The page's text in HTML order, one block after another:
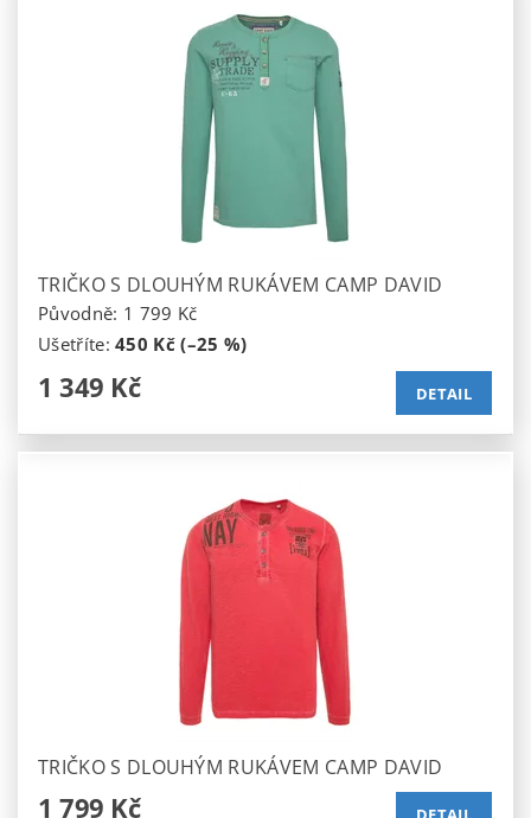
TRIČKO S DLOUHÝM RUKÁVEM CAMP DAVID
Původně: 1 799 Kč
Ušetříte:450 Kč (–25 %)
1 349 Kč DETAIL
TRIČKO S DLOUHÝM RUKÁVEM CAMP DAVID
1 799 Kč